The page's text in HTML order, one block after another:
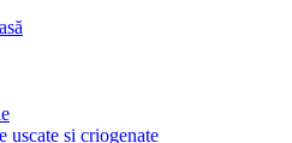
uscate și criogenate